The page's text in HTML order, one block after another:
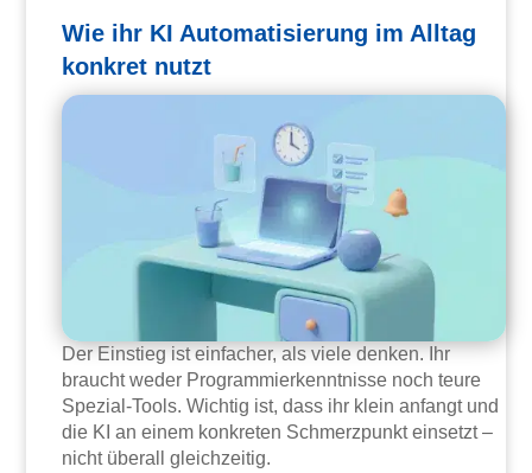
Wie ihr KI Automatisierung im Alltag
konkret nutzt
Der Einstieg ist einfacher, als viele denken. Ihr
braucht weder Programmierkenntnisse noch teure
Spezial-Tools. Wichtig ist, dass ihr klein anfangt und
die KI an einem konkreten Schmerzpunkt einsetzt –
nicht überall gleichzeitig.